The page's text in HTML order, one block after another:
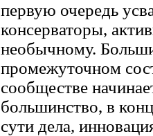
первую очередь
консерваторы,
необычному.
промежуточном
сообществе
большинство, в
сути дела,